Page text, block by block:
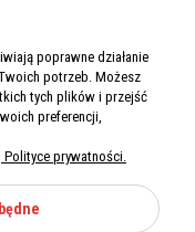
poprawne działanie
potrzeb. Możesz
tych plików i przejść
preferencji,
prywatności.